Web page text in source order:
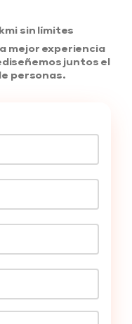
sin límites
mejor experiencia
juntos el
personas.